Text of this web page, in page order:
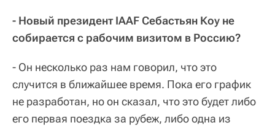
- Новый президент IAAF Себастьян Коу не
собирается с рабочим визитом в Россию?
- Он несколько раз нам говорил, что это
случится в ближайшее время. Пока его график
не разработан, но он сказал, что это будет либо
его первая поездка за рубеж, либо одна из